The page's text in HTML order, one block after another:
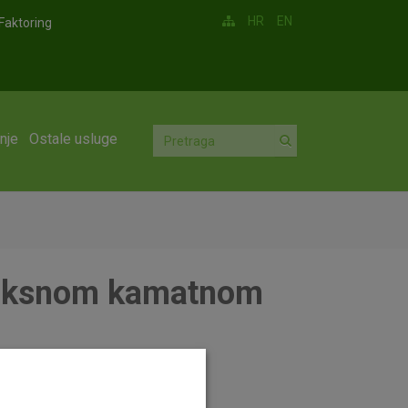
Faktoring HR EN
Ostale usluge
kamatnom